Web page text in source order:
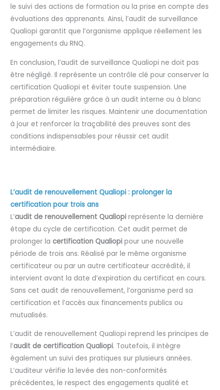
le suivi des actions de formation ou la prise en compte des
évaluations des apprenants. Ainsi, l’audit de surveillance
Qualiopi garantit que l’organisme applique réellement les
engagements du RNQ.
En conclusion, l’audit de surveillance Qualiopi ne doit pas
être négligé. Il représente un contrôle clé pour conserver la
certification Qualiopi et éviter toute suspension. Une
préparation régulière grâce à un audit interne ou à blanc
permet de limiter les risques. Maintenir une documentation
à jour et renforcer la traçabilité des preuves sont des
conditions indispensables pour réussir cet audit
intermédiaire.
L’audit de renouvellement Qualiopi : prolonger la
certification pour trois ans
L’audit de renouvellement Qualiopi représente la dernière
étape du cycle de certification. Cet audit permet de
prolonger lacertification Qualiopi pour une nouvelle
période de trois ans. Réalisé par le même organisme
certificateur ou par un autre certificateur accrédité, il
intervient avant la date d’expiration du certificat en cours.
Sans cet audit de renouvellement, l’organisme perd sa
certification et l’accès aux financements publics ou
mutualisés.
L’audit de renouvellement Qualiopi reprend les principes de
l’audit de certification Qualiopi. Toutefois, il intègre
également un suivi des pratiques sur plusieurs années.
L’auditeur vérifie la levée des non-conformités
précédentes, le respect des engagements qualité et